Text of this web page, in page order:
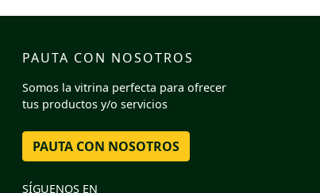
PAUTA CON NOSOTROS
Somos la vitrina perfecta para ofrecer
tus productos y/o servicios
PAUTA CON NOSOTROS
SÍGUENOS EN